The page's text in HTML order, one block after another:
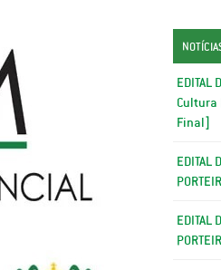
EDITAL
Cultura
Final]
EDITAL
EDITAL